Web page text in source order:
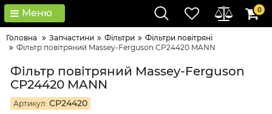
Меню 0
Головна Запчастини Фільтри
Фільтри повітряні
Фільтр повітряний Massey-Ferguson CP24420 MANN
Фільтр повітряний Massey-Ferguson
CP24420 MANN
Артикул: CP24420